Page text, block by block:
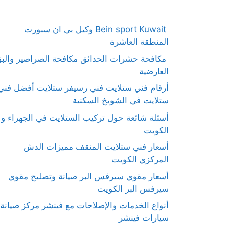
Bein sport Kuwait وكيل بي ان سبورت
المنطقة العاشرة
مكافحة حشرات الحدائق مكافحة الصراصير
العارضية
أرقام فني ستلايت فني رسيفر ستلايت أفضل
ستلايت في الشويخ السكنية
أسئلة شائعة حول تركيب الستلايت في الجهراء و
الكويت
أسعار فني ستلايت المنقف مميزات الدش
المركزي الكويت
أسعار مقوي سيرفس البر صيانة وتصليح مقوي
سيرفس البر الكويت
أنواع الخدمات والإصلاحات مع فينشر مركز صيانة
سيارات فينشر